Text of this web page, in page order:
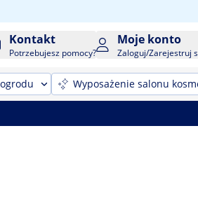
Kontakt
Potrzebujesz pomocy?
Moje konto
Zaloguj/Zarejestruj
Wyposażenie salonu